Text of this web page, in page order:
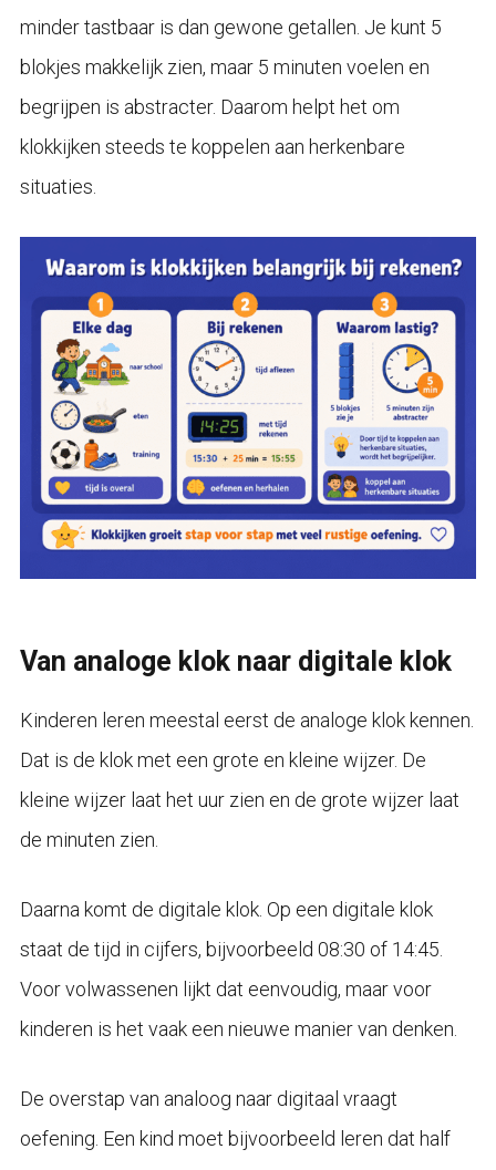
minder tastbaar is dan gewone getallen. Je kunt 5
blokjes makkelijk zien, maar 5 minuten voelen en
begrijpen is abstracter. Daarom helpt het om
klokkijken steeds te koppelen aan herkenbare
situaties.
Van analoge klok naar digitale klok
Kinderen leren meestal eerst de analoge klok kennen.
Dat is de klok met een grote en kleine wijzer. De
kleine wijzer laat het uur zien en de grote wijzer laat
de minuten zien.
Daarna komt de digitale klok. Op een digitale klok
staat de tijd in cijfers, bijvoorbeeld 08:30 of 14:45.
Voor volwassenen lijkt dat eenvoudig, maar voor
kinderen is het vaak een nieuwe manier van denken.
De overstap van analoog naar digitaal vraagt
oefening. Een kind moet bijvoorbeeld leren dat half